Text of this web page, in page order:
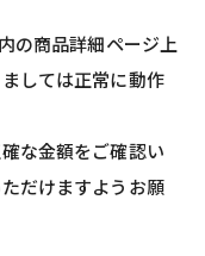
内の商品詳細ページ上
しては正常に動作
な金額をご確認い
だけますようお願